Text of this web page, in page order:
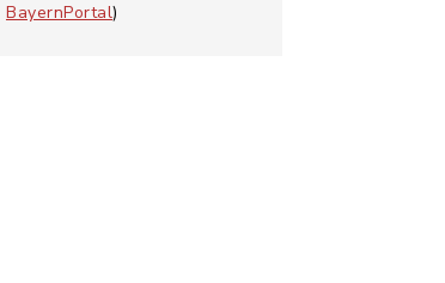
BayernPortal)